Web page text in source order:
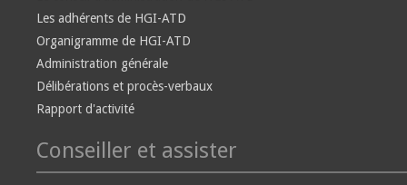
Les adhérents de HGI-ATD
Organigramme de HGI-ATD
Administration générale
Délibérations et procès-verbaux
Rapport d'activité
Conseiller et assister